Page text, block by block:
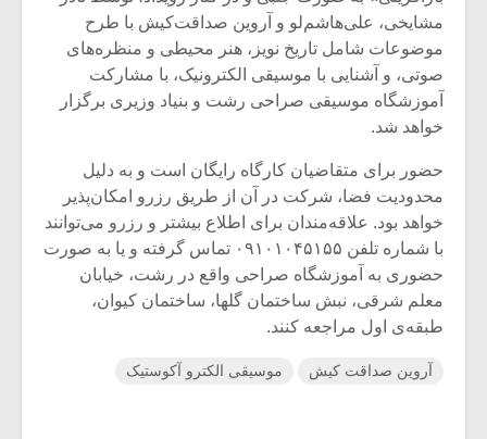
مشایخی، علی‌هاشم‌لو و آروین صداقت‌کیش با طرح
موضوعات شامل تاریخ نویز، هنر محیطی و منظره‌های
صوتی، و آشنایی با موسیقی الکترونیک، با مشارکت
آموزشگاه موسیقی صراحی رشت و بنیاد وزیری برگزار
خواهد شد.
حضور برای متقاضیان کارگاه رایگان است و به دلیل
محدودیت فضا، شرکت در آن از طریق رزرو امکان‌پذیر
خواهد بود. علاقه‌مندان برای اطلاع بیشتر و رزرو می‌توانند
با شماره‌ تلفن ۰۹۱۰۱۰۴۵۱۵۵ تماس گرفته و یا به صورت
حضوری به آموزشگاه صراحی واقع در رشت، خیابان
معلم شرقی، نبش ساختمان گلها، ساختمان کیوان،
طبقه‌ی اول مراجعه کنند.
آروین صداقت کیش موسیقی الکترو آکوستیک